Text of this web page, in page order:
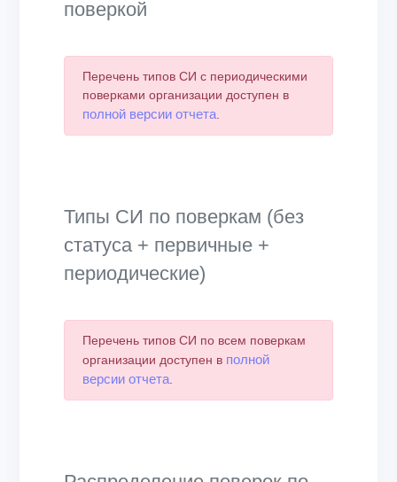
поверкой
Перечень типов СИ с периодическими
поверками организации доступен в
полной версии отчета.
Типы СИ по поверкам (без
статуса + первичные +
периодические)
Перечень типов СИ по всем поверкам
организации доступен в полной
версии отчета.